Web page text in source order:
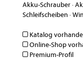
Akku-Schrauber·
Schleifscheiben ·
Katalog
Online-Shop
Premium-Profil